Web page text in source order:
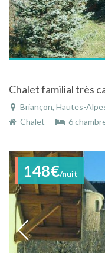
Briançon, Hautes-
Chalet
6
148€/nuit